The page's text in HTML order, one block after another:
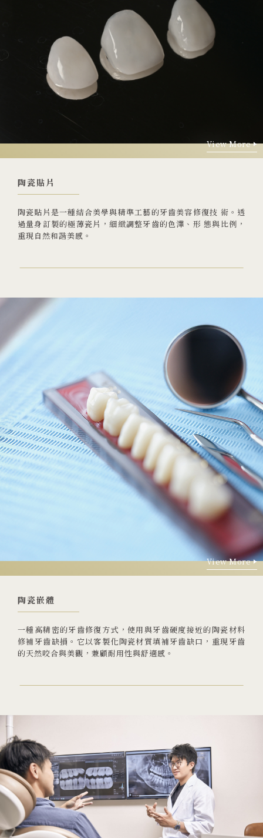
View More
View More
陶瓷貼片
陶瓷貼片是一種結合美學與精準工藝的牙齒美容修復技 術。透
過量身訂製的極薄瓷片，細緻調整牙齒的色澤、形 態與比例，
重現自然和諧美感。
View More
View More
陶瓷嵌體
一種高精密的牙齒修復方式，使用與牙齒硬度接近的陶瓷材料
修補牙齒缺損。它以客製化陶瓷材質填補牙齒缺口，重現牙齒
的天然咬合與美觀，兼顧耐用性與舒適感。